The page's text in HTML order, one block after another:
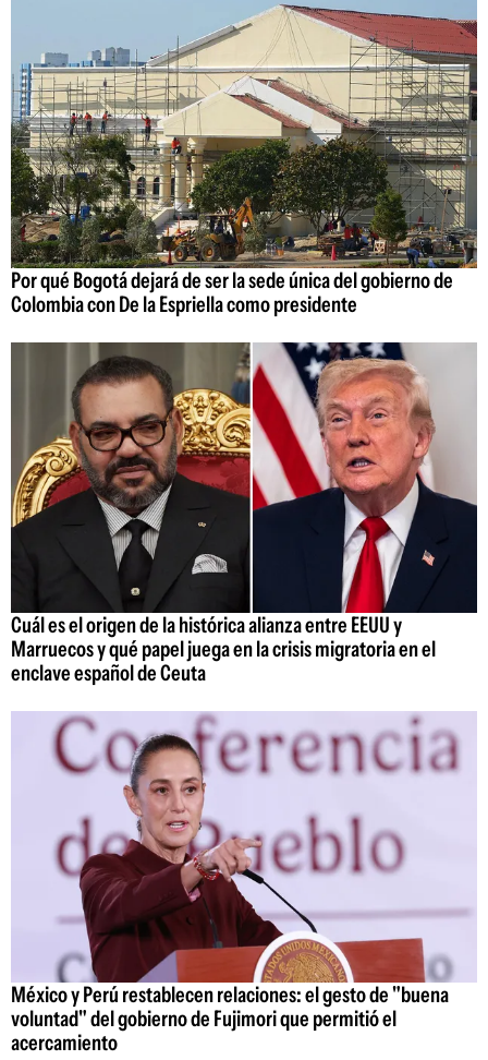
Por qué Bogotá dejará de ser la sede única del gobierno de
Colombia con De la Espriella como presidente
Cuál es el origen de la histórica alianza entre EEUU y
Marruecos y qué papel juega en la crisis migratoria en el
enclave español de Ceuta
México y Perú restablecen relaciones: el gesto de "buena
voluntad" del gobierno de Fujimori que permitió el
acercamiento